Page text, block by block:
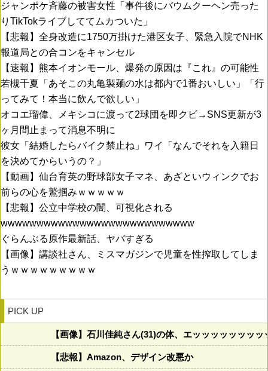
ジャンポケ斉藤の被害女性「事件後にバウムクーヘン売った
りTikTokライブしててムカついた」
【悲報】全身改造に1750万掛けた港区女子、緊急入院でNHK
報道局との合コンをキャンセル
【速報】熊本イオンモール、爆発の原因は『これ』の可能性
若槻千夏「あそこの丸亀製麺の水は都内で1番おいしい」「行
ってみて！本当に飲んで欲しい」
オコエ瑠偉、メキシコに渡って2球団を即クビ→SNS更新が3
ヶ月間止まって消息不明に
彼女「結婚したらバイク禁止ね」ワイ「なんでそれを入籍日
を決めてからいうの？」
【動画】仙台育英の野球部女子マネ、あざといウィンクでお
前らの心を鷲掴みｗｗｗｗｗ
【悲報】公立中学校の闇、可視化される
wwwwwwwwwwwwwwwwwwwwwwwwwww
ぐらんぶる原作最新話、ヤバすぎる
【画像】講談社さん、ミスマガジンで児童を性搾取してしま
うｗｗｗｗｗｗｗｗｗ
PICK UP
【画像】石川佳純さん(31)の体、エッッッッッッッ
【悲報】Amazon、デザイン改悪か